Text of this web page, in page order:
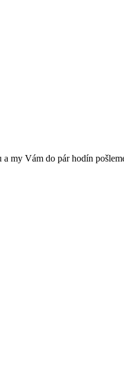
my Vám do pár hodín